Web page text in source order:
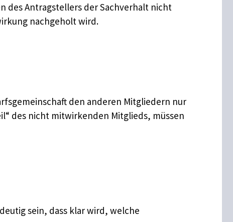
des Antragstellers der Sachverhalt nicht
nachgeholt wird.
den anderen Mitgliedern nur
des nicht mitwirkenden Mitglieds, müssen
sein, dass klar wird, welche